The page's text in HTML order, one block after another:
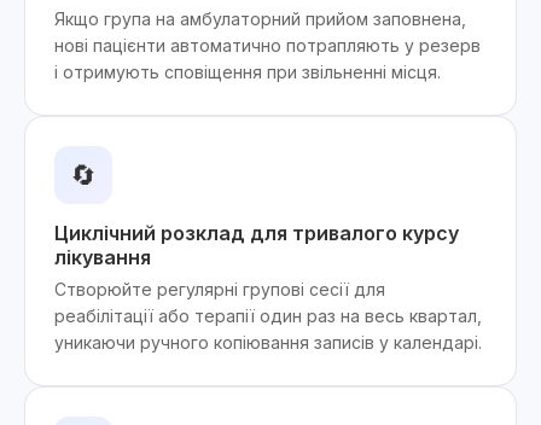
Якщо група на амбулаторний прийом заповнена,
нові пацієнти автоматично потрапляють у резерв
і отримують сповіщення при звільненні місця.
🔄
Циклічний розклад для тривалого курсу
лікування
Створюйте регулярні групові сесії для
реабілітації або терапії один раз на весь квартал,
уникаючи ручного копіювання записів у календарі.